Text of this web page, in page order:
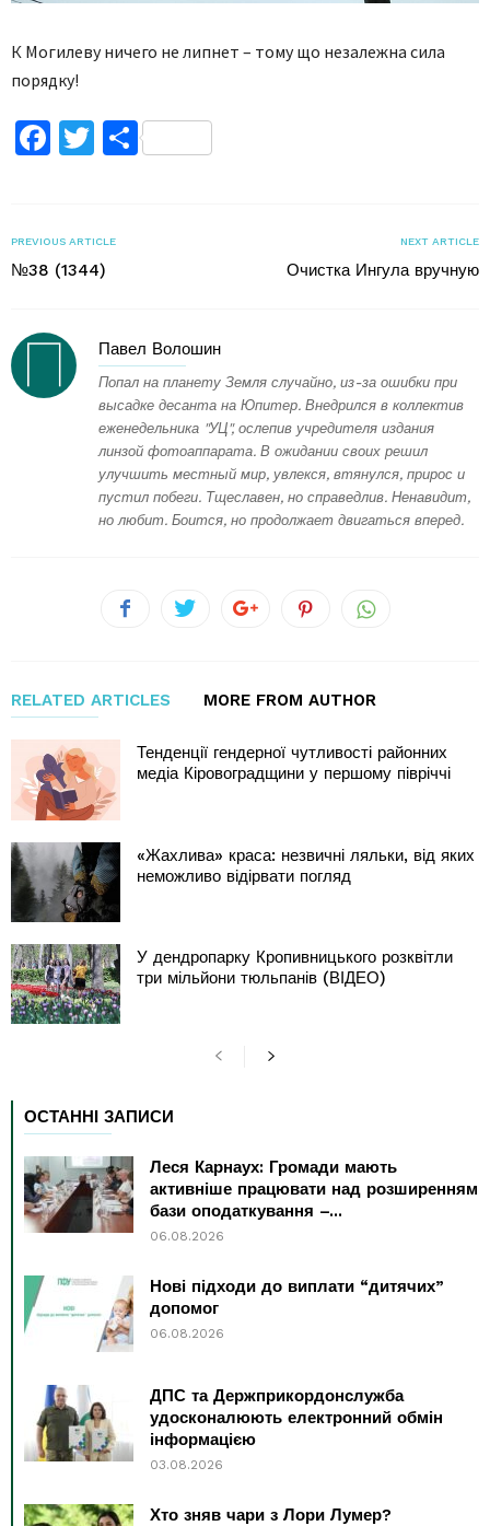
К Могилеву ничего не липнет – тому що незалежна сила
порядку!
Facebook
TwitterПоділитися
PREVIOUS ARTICLE
№38 (1344)
NEXT ARTICLE
Очистка Ингула вручную
Павел Волошин
Попал на планету Земля случайно, из-за ошибки при
высадке десанта на Юпитер. Внедрился в коллектив
еженедельника "УЦ", ослепив учредителя издания
линзой фотоаппарата. В ожидании своих решил
улучшить местный мир, увлекся, втянулся, прирос и
пустил побеги. Тщеславен, но справедлив. Ненавидит,
но любит. Боится, но продолжает двигаться вперед.
RELATED ARTICLES MORE FROM AUTHOR
Тенденції гендерної чутливості районних
медіа Кіровоградщини у першому півріччі
«Жахлива» краса: незвичні ляльки, від яких
неможливо відірвати погляд
У дендропарку Кропивницького розквітли
три мільйони тюльпанів (ВІДЕО)
ОСТАННІ ЗАПИСИ
Леся Карнаух: Громади мають
активніше працювати над розширенням
бази оподаткування –...
06.08.2026
Нові підходи до виплати “дитячих”
допомог
06.08.2026
ДПС та Держприкордонслужба
удосконалюють електронний обмін
інформацією
03.08.2026
Хто зняв чари з Лори Лумер?